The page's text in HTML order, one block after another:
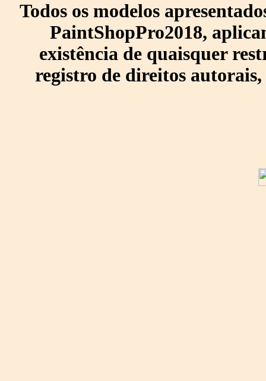
Todos os modelos
PaintShopPro2018,
existência de quaisquer
registro de direitos